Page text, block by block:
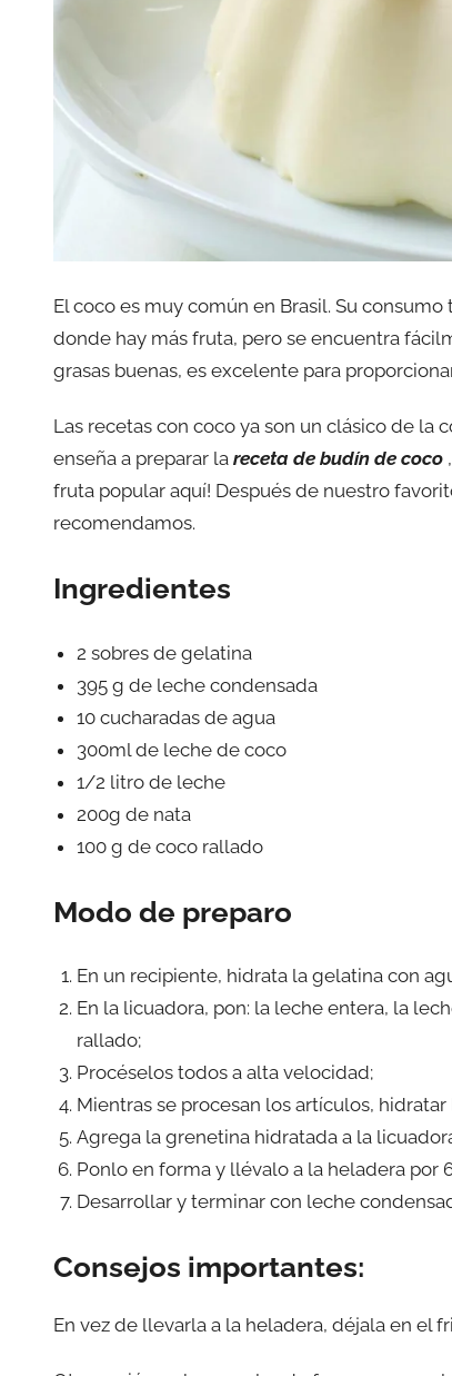
El coco es muy común en Brasil. Su
donde hay más fruta, pero se encuentra
grasas buenas, es excelente para
Las recetas con coco ya son un clásico de la
enseña a preparar la receta de budín de coco
fruta popular aquí! Después de nuestro
recomendamos.
Ingredientes
2 sobres de gelatina
395 g de leche condensada
10 cucharadas de agua
300ml de leche de coco
1/2 litro de leche
200g de nata
100 g de coco rallado
Modo de preparo
En un recipiente, hidrata la gelatina con
En la licuadora, pon: la leche entera, la
rallado;
Procéselos todos a alta velocidad;
Mientras se procesan los artículos,
Agrega la grenetina hidratada a la
Ponlo en forma y llévalo a la heladera por
Desarrollar y terminar con leche
Consejos importantes:
En vez de llevarla a la heladera, déjala en el